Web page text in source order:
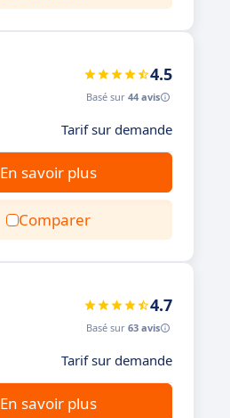
4.5
Basé sur 44 avis
Tarif sur demande
En savoir plus
Comparer
4.7
Basé sur 63 avis
Tarif sur demande
En savoir plus